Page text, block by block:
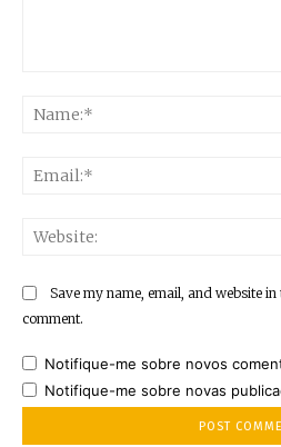
Save my name, email, and website
comment.
Notifique-me sobre novos
Notifique-me sobre novas